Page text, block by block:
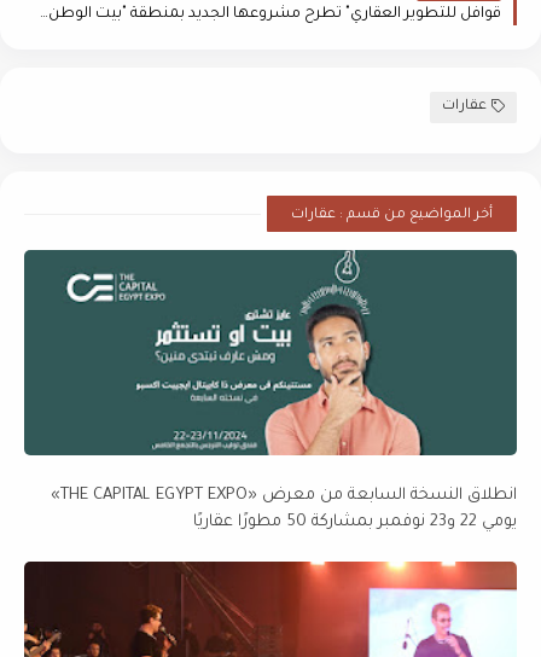
قوافل للتطوير العقاري" تطرح مشروعها الجديد بمنطقة "بيت الوطن"مساحته على 3200 متر مربع،
عقارات
أخر المواضيع من قسم : عقارات
انطلاق النسخة السابعة من معرض «THE CAPITAL EGYPT EXPO»
يومي 22 و23 نوفمبر بمشاركة 50 مطورًا عقاريًا